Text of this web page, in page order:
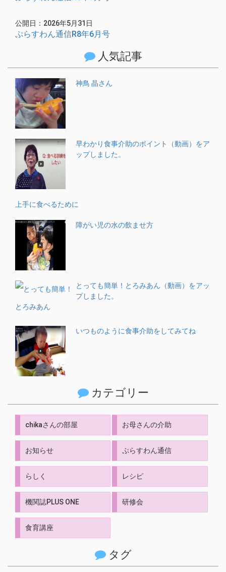
公開日：2026年5月31日
ぷらすわん通信R8年6月号
人気記事
神鳥 晶さん
早わかり食事介助のポイント（動画）をア
ップしました。
上手に食べるために
障がい児の水の飲ませ方
とっても簡単！とろみあん（動画）をアッ
プしました。
いつものように食事介助をしてみてね
カテゴリー
chikaさんの部屋 お母さんの介助
お知らせ ぷらすわん通信
らしく レシピ
機関誌PLUS ONE 研修会
食育講座
タグ